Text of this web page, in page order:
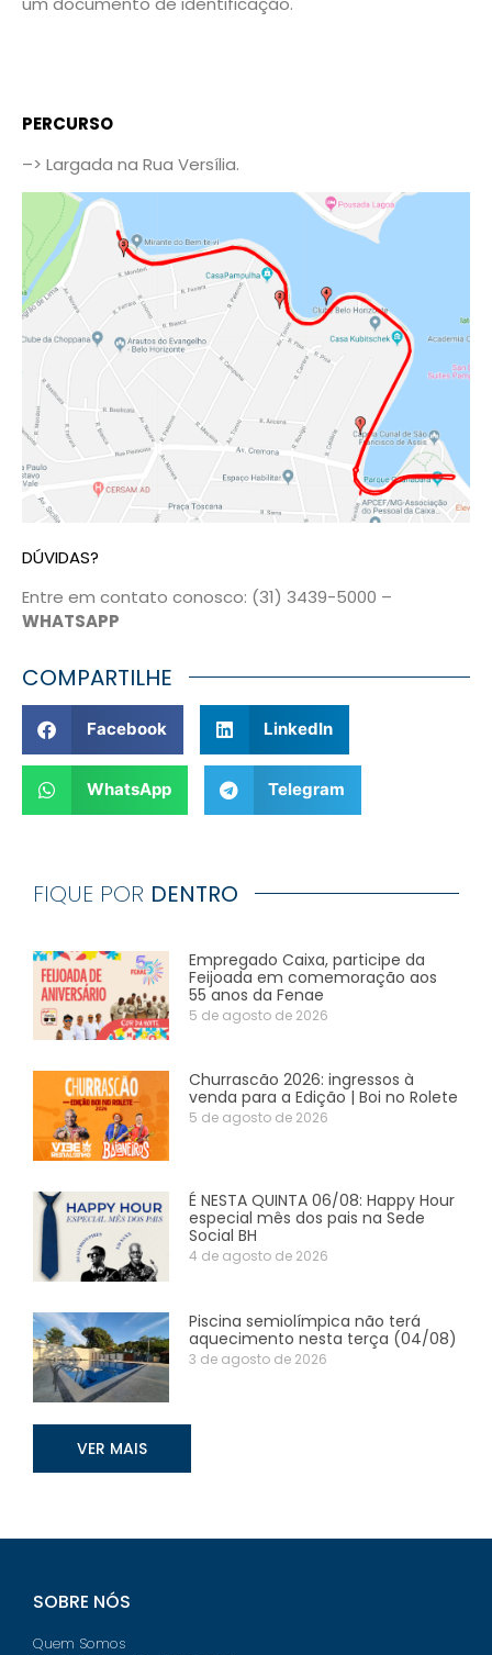
PERCURSO
–> Largada na Rua Versília.
DÚVIDAS?
Entre em contato conosco: (31) 3439-5000 –
WHATSAPP
COMPARTILHE
Facebook LinkedIn
WhatsApp Telegram
FIQUE POR DENTRO
Empregado Caixa, participe da
Feijoada em comemoração aos
55 anos da Fenae
5 de agosto de 2026
Churrascão 2026: ingressos à
venda para a Edição | Boi no Rolete
5 de agosto de 2026
É NESTA QUINTA 06/08: Happy Hour
especial mês dos pais na Sede
Social BH
4 de agosto de 2026
Piscina semiolímpica não terá
aquecimento nesta terça (04/08)
3 de agosto de 2026
VER MAIS
SOBRE NÓS
Quem Somos